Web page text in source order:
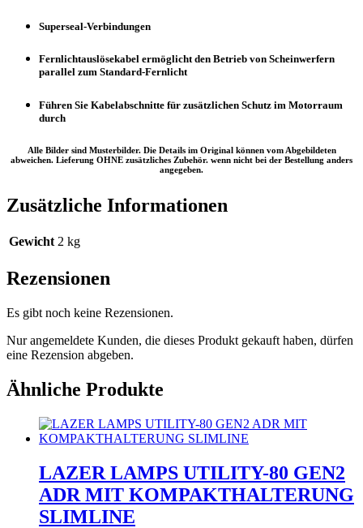
Superseal-Verbindungen
Fernlichtauslösekabel ermöglicht den Betrieb von Scheinwerfern
parallel zum Standard-Fernlicht
Führen Sie Kabelabschnitte für zusätzlichen Schutz im Motorraum
durch
Alle Bilder sind Musterbilder. Die Details im Original können vom Abgebildeten
abweichen. Lieferung OHNE zusätzliches Zubehör. wenn nicht bei der Bestellung anders
angegeben.
Zusätzliche Informationen
Gewicht 2 kg
Rezensionen
Es gibt noch keine Rezensionen.
Nur angemeldete Kunden, die dieses Produkt gekauft haben, dürfen
eine Rezension abgeben.
Ähnliche Produkte
LAZER LAMPS UTILITY-80 GEN2
ADR MIT KOMPAKTHALTERUNG
SLIMLINE